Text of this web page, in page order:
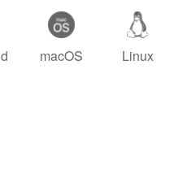
macOS Linux